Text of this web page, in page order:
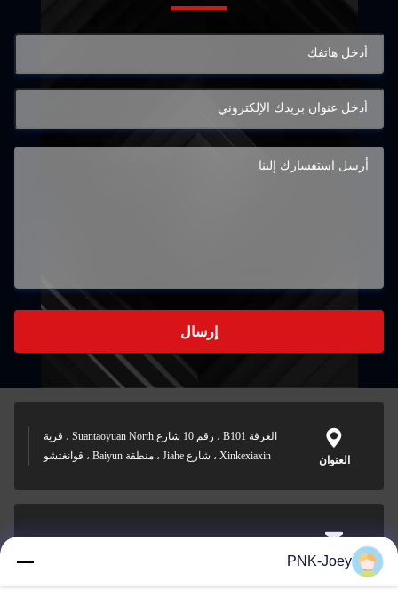
إرسال
العنوان
الغرفة B101 ، رقم 10 شارع Suantaoyuan North ، قرية
Xinkexiaxin ، شارع Jiahe ، منطقة Baiyun ، قوانغتشو
البريد
xianzhihao@gzxingchao.infoPNK-Joey